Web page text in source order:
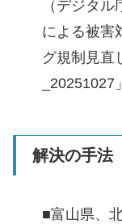
（デジタ
による被害
グ規制見直
_20251027
解決の手法
■富山県、